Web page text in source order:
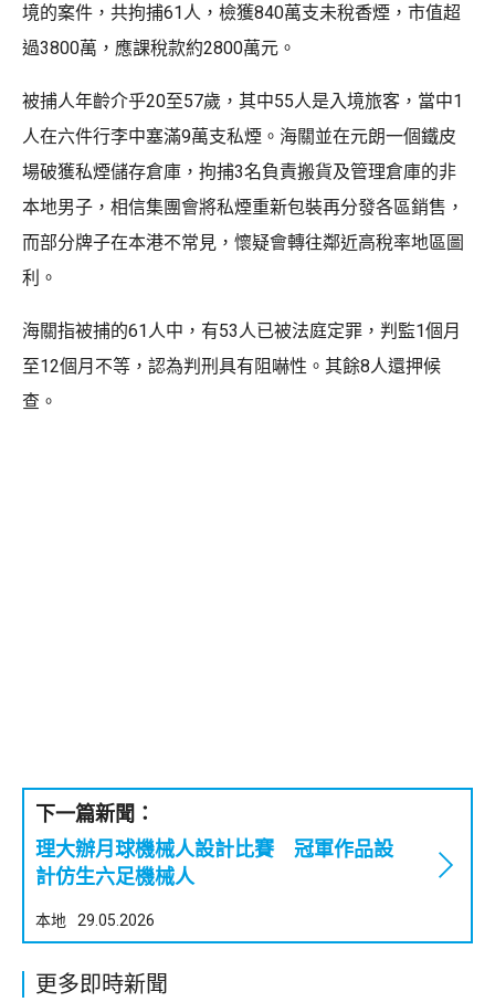
境的案件，共拘捕61人，檢獲840萬支未稅香煙，市值超
過3800萬，應課稅款約2800萬元。
被捕人年齡介乎20至57歲，其中55人是入境旅客，當中1
人在六件行李中塞滿9萬支私煙。海關並在元朗一個鐵皮
場破獲私煙儲存倉庫，拘捕3名負責搬貨及管理倉庫的非
本地男子，相信集團會將私煙重新包裝再分發各區銷售，
而部分牌子在本港不常見，懷疑會轉往鄰近高稅率地區圖
利。
海關指被捕的61人中，有53人已被法庭定罪，判監1個月
至12個月不等，認為判刑具有阻嚇性。其餘8人還押候
查。
下一篇新聞：
理大辦月球機械人設計比賽 冠軍作品設
計仿生六足機械人
本地 29.05.2026
更多即時新聞